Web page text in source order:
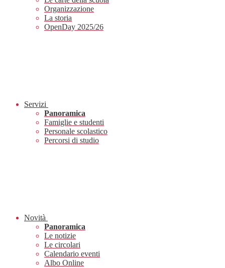
Organizzazione
La storia
OpenDay 2025/26
Servizi
Panoramica
Famiglie e studenti
Personale scolastico
Percorsi di studio
Novità
Panoramica
Le notizie
Le circolari
Calendario eventi
Albo Online